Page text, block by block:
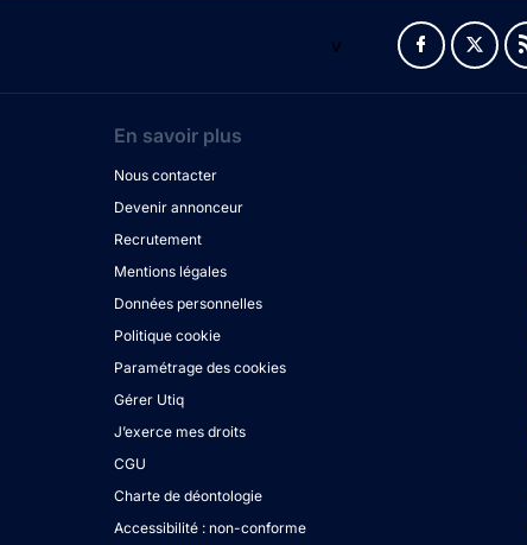
v
En savoir plus
Nous contacter
Devenir annonceur
Recrutement
Mentions légales
Données personnelles
Politique cookie
Paramétrage des cookies
Gérer Utiq
J’exerce mes droits
CGU
Charte de déontologie
Accessibilité : non-conforme